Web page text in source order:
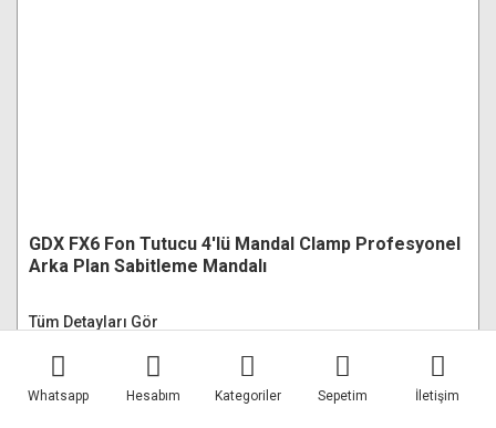
GDX FX6 Fon Tutucu 4'lü Mandal Clamp Profesyonel
Arka Plan Sabitleme Mandalı
Tüm Detayları Gör
999,00 TL
Whatsapp Hesabım Kategoriler Sepetim İletişim